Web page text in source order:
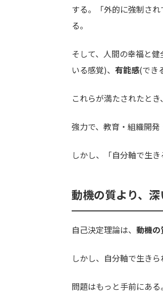
する。「外的に強制さ
る。
そして、人間の幸福と
いる感覚)、 有能感(でき
これらが満たされたと
強力で、教育・組織開発
しかし、「自分軸で生
動機の質より、
自己決定理論は、 動機の
しかし、自分軸で生き
問題はもっと手前にある。